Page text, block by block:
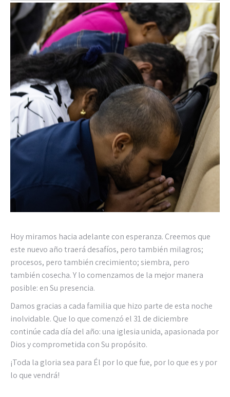
Hoy miramos hacia adelante con esperanza. Creemos que
este nuevo año traerá desafíos, pero también milagros;
procesos, pero también crecimiento; siembra, pero
también cosecha. Y lo comenzamos de la mejor manera
posible: en Su presencia.
Damos gracias a cada familia que hizo parte de esta noche
inolvidable. Que lo que comenzó el 31 de diciembre
continúe cada día del año: una iglesia unida, apasionada por
Dios y comprometida con Su propósito.
¡Toda la gloria sea para Él por lo que fue, por lo que es y por
lo que vendrá!